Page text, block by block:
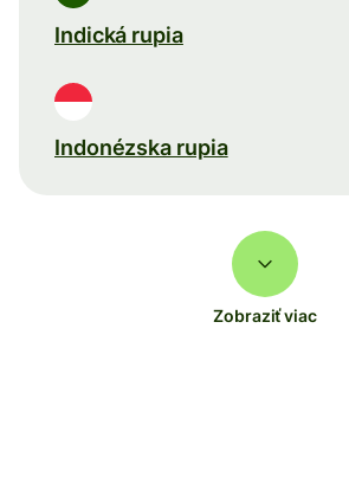
Indická rupia
Indonézska rupia
Zobraziť viac